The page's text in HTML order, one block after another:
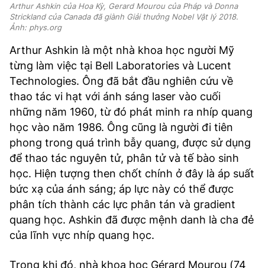
Arthur Ashkin của Hoa Kỳ, Gerard Mourou của Pháp và Donna
Strickland của Canada đã giành Giải thưởng Nobel Vật lý 2018.
Ảnh: phys.org
Arthur Ashkin là một nhà khoa học người Mỹ
từng làm việc tại Bell Laboratories và Lucent
Technologies. Ông đã bắt đầu nghiên cứu về
thao tác vi hạt với ánh sáng laser vào cuối
những năm 1960, từ đó phát minh ra nhíp quang
học vào năm 1986. Ông cũng là người đi tiên
phong trong quá trình bẫy quang, được sử dụng
để thao tác nguyên tử, phân tử và tế bào sinh
học. Hiện tượng then chốt chính ở đây là áp suất
bức xạ của ánh sáng; áp lực này có thể được
phân tích thành các lực phân tán và gradient
quang học. Ashkin đã được mệnh danh là cha đẻ
của lĩnh vực nhíp quang học.
Trong khi đó, nhà khoa học Gérard Mourou (74